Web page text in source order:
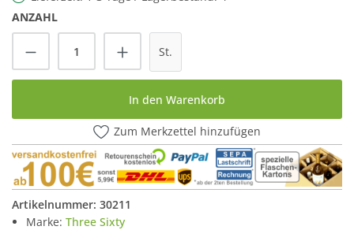
ANZAHL
Produkt Anzahl: Gib den gewünschten
St.
In den Warenkorb
Zum Merkzettel hinzufügen
Artikelnummer: 30211
Marke: Three Sixty